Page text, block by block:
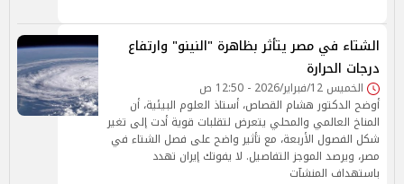
الشتاء في مصر يتأثر بظاهرة "النينو" وارتفاع
درجات الحرارة
الخميس 12/فبراير/2026 - 12:50 ص
أوضح الدكتور هشام القصاص، أستاذ العلوم البيئية، أن
المناخ العالمي والمحلي يتعرض لتقلبات قوية أدت إلى تغير
شكل الفصول الأربعة، مع تأثير واضح على فصل الشتاء في
مصر، ويرصد الموجز التفاصيل. لا يفوتك إيران تهدد
باستهداف المنشآت